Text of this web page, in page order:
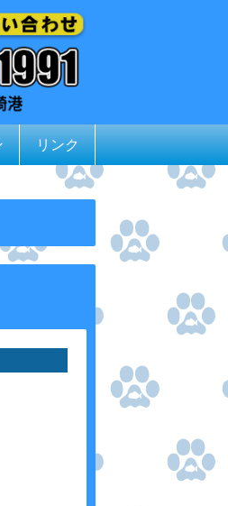
リンク